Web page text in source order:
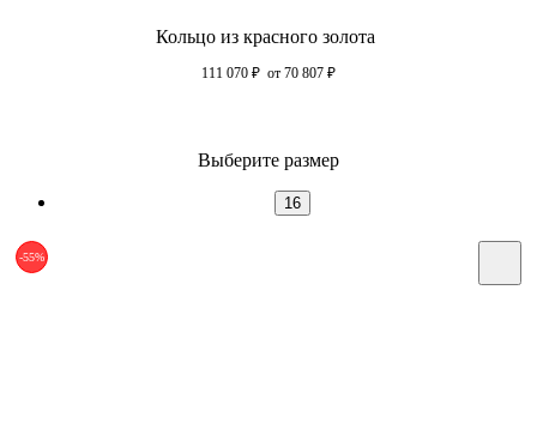
Кольцо из красного золота
111 070 ₽ от 70 807 ₽
Выберите размер
16
-55%